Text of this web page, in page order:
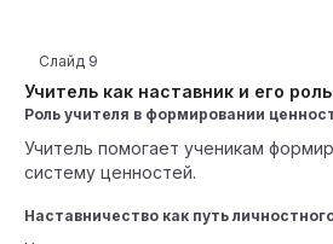
Учитель как наставник и его роль
Слайд 9
Роль учителя в формировании
Учитель помогает ученикам
систему ценностей.
Наставничество как путь